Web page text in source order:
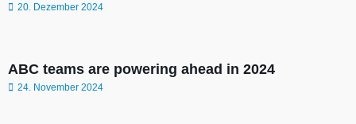
20. Dezember 2024
ABC teams are powering ahead in 2024
24. November 2024